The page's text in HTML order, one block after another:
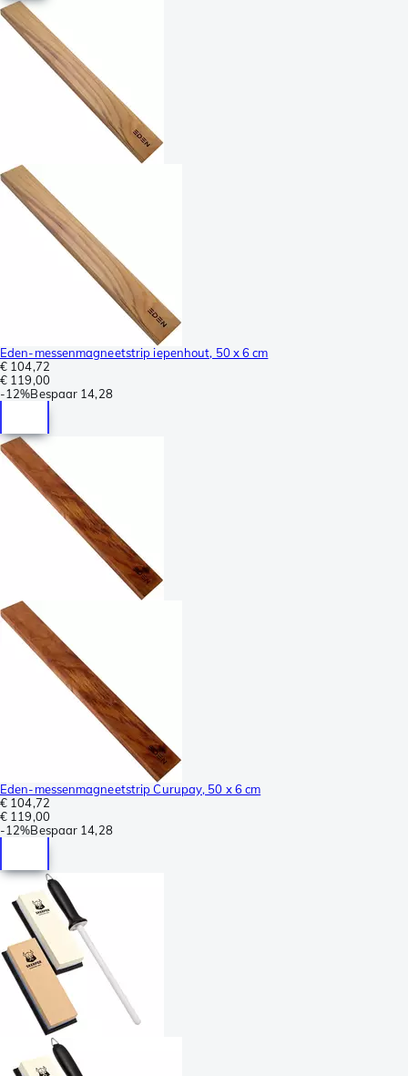
Eden-messenmagneetstrip iepenhout, 50 x 6 cm
€ 104,72
€ 119,00
-12%Bespaar 14,28
Eden-messenmagneetstrip Curupay, 50 x 6 cm
€ 104,72
€ 119,00
-12%Bespaar 14,28